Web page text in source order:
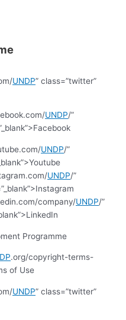
UNDP” class=”twitter”
UNDP/”
UNDP/”
UNDP/”
company/UNDP/”
Programme
.org/copyright-terms-
of Use
UNDP” class=”twitter”